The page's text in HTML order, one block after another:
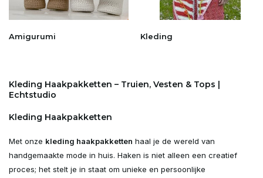
Amigurumi Kleding
Kleding Haakpakketten – Truien, Vesten & Tops |
Echtstudio
Kleding Haakpakketten
Met onze kleding haakpakketten haal je de wereld van
handgemaakte mode in huis. Haken is niet alleen een creatief
proces; het stelt je in staat om unieke en persoonlijke